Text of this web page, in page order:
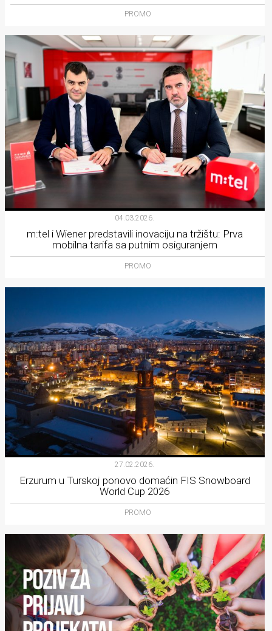
PROMO
04.03.2026.
m:tel i Wiener predstavili inovaciju na tržištu: Prva
mobilna tarifa sa putnim osiguranjem
PROMO
27.02.2026.
Erzurum u Turskoj ponovo domaćin FIS Snowboard
World Cup 2026
PROMO